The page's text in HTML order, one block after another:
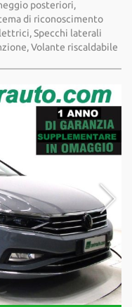
posteriori,
di riconoscimento
Specchi laterali
Volante riscaldabile